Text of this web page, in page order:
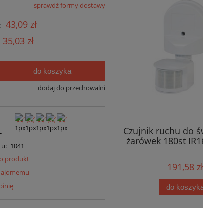
sprawdź formy dostawy
43,09 zł
35,03 zł
do koszyka
dodaj do przechowalni
-
1041
produkt
Czujnik ruchu do
żarówek 180st
191,58 zł
do